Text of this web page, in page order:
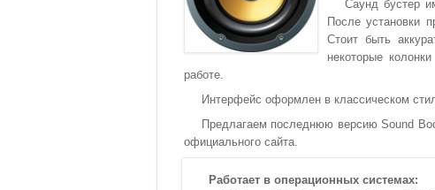
Саунд бустер
После установки
Стоит быть
некоторые
работе.
Интерфейс оформлен в классическом
Предлагаем последнюю версию Sound
официального сайта.
Работает в операционных системах: